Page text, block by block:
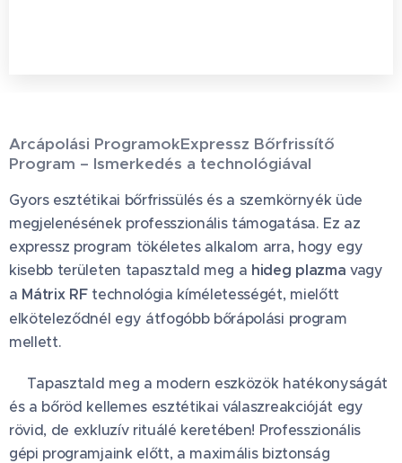
Arcápolási ProgramokExpressz Bőrfrissítő
Program – Ismerkedés a technológiával
Gyors esztétikai bőrfrissülés és a szemkörnyék üde
megjelenésének professzionális támogatása. Ez az
expressz program tökéletes alkalom arra, hogy egy
kisebb területen tapasztald meg a hideg plazma vagy
a Mátrix RFtechnológia kíméletességét, mielőtt
elköteleződnél egy átfogóbb bőrápolási program
mellett.
✨Tapasztald meg a modern eszközök hatékonyságát
és a bőröd kellemes esztétikai válaszreakcióját egy
rövid, de exkluzív rituálé keretében! Professzionális
gépi programjaink előtt, a maximális biztonság